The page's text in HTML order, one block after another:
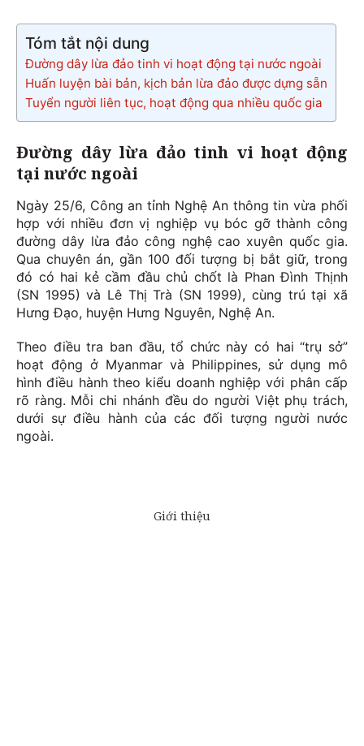
Tóm tắt nội dung
Đường dây lừa đảo tinh vi hoạt động tại nước ngoài
Huấn luyện bài bản, kịch bản lừa đảo được dựng sẵn
Tuyển người liên tục, hoạt động qua nhiều quốc gia
Đường dây lừa đảo tinh vi hoạt động
tại nước ngoài
Ngày 25/6, Công an tỉnh Nghệ An thông tin vừa phối
hợp với nhiều đơn vị nghiệp vụ bóc gỡ thành công
đường dây lừa đảo công nghệ cao xuyên quốc gia.
Qua chuyên án, gần 100 đối tượng bị bắt giữ, trong
đó có hai kẻ cầm đầu chủ chốt là Phan Đình Thịnh
(SN 1995) và Lê Thị Trà (SN 1999), cùng trú tại xã
Hưng Đạo, huyện Hưng Nguyên, Nghệ An.
Theo điều tra ban đầu, tổ chức này có hai “trụ sở”
hoạt động ở Myanmar và Philippines, sử dụng mô
hình điều hành theo kiểu doanh nghiệp với phân cấp
rõ ràng. Mỗi chi nhánh đều do người Việt phụ trách,
dưới sự điều hành của các đối tượng người nước
ngoài.